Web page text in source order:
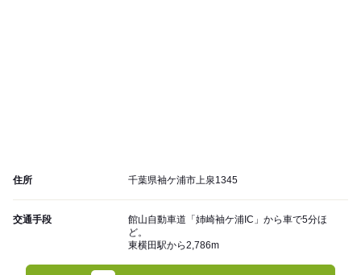
住所 千葉県袖ケ浦市上泉1345
交通手段
館山自動車道「姉崎袖ケ浦IC」から車で5分ほ
ど。
東横田駅から2,786m